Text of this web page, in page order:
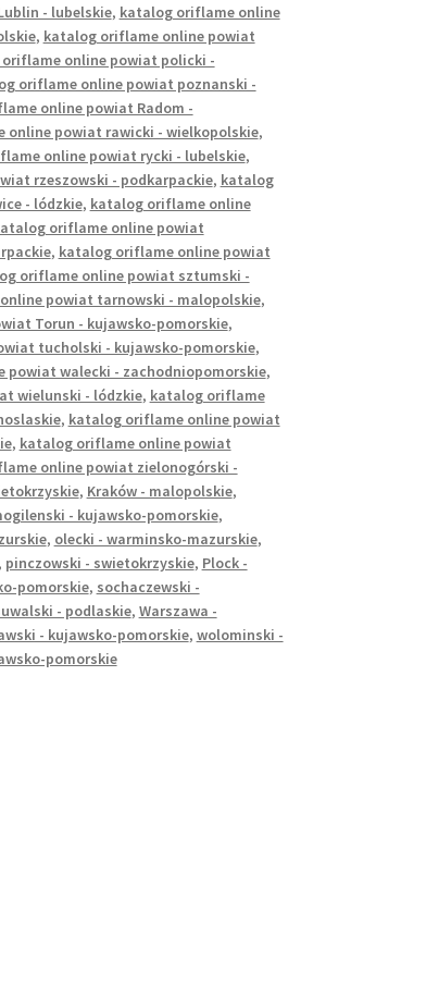
- lubelskie, katalog oriflame online
, katalog oriflame online powiat
online powiat policki -
oriflame online powiat poznanski -
online powiat Radom -
online powiat rawicki - wielkopolskie,
online powiat rycki - lubelskie,
rzeszowski - podkarpackie, katalog
- lódzkie, katalog oriflame online
oriflame online powiat
, katalog oriflame online powiat
oriflame online powiat sztumski -
powiat tarnowski - malopolskie,
Torun - kujawsko-pomorskie,
tucholski - kujawsko-pomorskie,
powiat walecki - zachodniopomorskie,
wielunski - lódzkie, katalog oriflame
, katalog oriflame online powiat
, katalog oriflame online powiat
online powiat zielonogórski -
, Kraków - malopolskie,
- kujawsko-pomorskie,
, olecki - warminsko-mazurskie,
pinczowski - swietokrzyskie, Plock -
pomorskie, sochaczewski -
- podlaskie, Warszawa -
- kujawsko-pomorskie, wolominski -
pomorskie